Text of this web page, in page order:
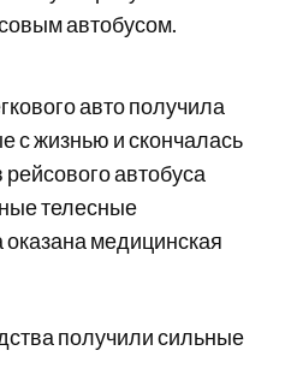
автобусом.
авто получила
с жизнью и скончалась
автобуса
телесные
медицинская
получили сильные